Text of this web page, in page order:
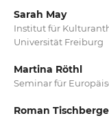
Sarah May
Institut für
Universität Freiburg
Martina Röthl
Seminar für
Roman